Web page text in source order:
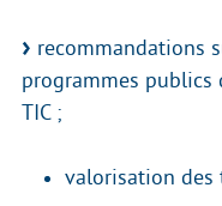
recommandations
programmes publics
TIC ;
valorisation des